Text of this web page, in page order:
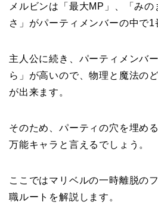
メルビンは「最大MP」、「みの
さ」がパーティメンバーの中で1
主人公に続き、パーティメンバ
ら」が高いので、物理と魔法の
が出来ます。
そのため、パーティの穴を埋め
万能キャラと言えるでしょう。
ここではマリベルの一時離脱の
職ルートを解説します。